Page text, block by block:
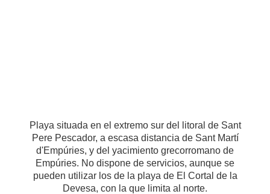
Playa situada en el extremo sur del litoral de Sant
Pere Pescador, a escasa distancia de Sant Martí
d'Empúries, y del yacimiento grecorromano de
Empúries. No dispone de servicios, aunque se
pueden utilizar los de la playa de El Cortal de la
Devesa, con la que limita al norte.